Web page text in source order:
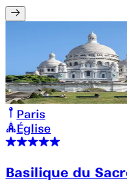
Paris
Église
Basilique du